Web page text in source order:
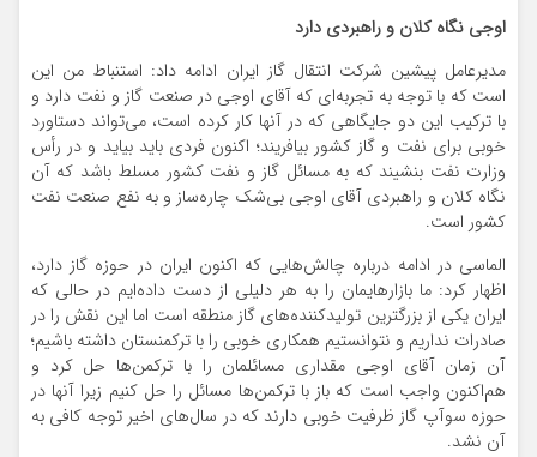
اوجی نگاه کلان و راهبردی دارد
مدیرعامل پیشین شرکت انتقال گاز ایران ادامه داد: استنباط من این
است که با توجه به تجربه‌ای که آقای اوجی در صنعت گاز و نفت دارد و
با ترکیب این دو جایگاهی که در آنها کار کرده است، می‌تواند دستاورد
خوبی برای نفت و گاز کشور بیافریند؛ اکنون فردی باید بیاید و در رأس
وزارت نفت بنشیند که به مسائل گاز و نفت کشور مسلط باشد که آن
نگاه کلان و راهبردی آقای اوجی بی‌شک چاره‌ساز و به نفع صنعت نفت
کشور است.
الماسی در ادامه درباره چالش‌هایی که اکنون ایران در حوزه گاز دارد،
اظهار کرد: ما بازارهایمان را به هر دلیلی از دست داده‌ایم در حالی که
ایران یکی از بزرگترین تولیدکننده‌های گاز منطقه است اما این نقش را در
صادرات نداریم و نتوانستیم همکاری خوبی را با ترکمنستان داشته باشیم؛
آن زمان آقای اوجی مقداری مسائلمان را با ترکمن‌ها حل کرد و
هم‌اکنون واجب است که باز با ترکمن‌ها مسائل را حل کنیم زیرا آنها در
حوزه سوآپ گاز ظرفیت خوبی دارند که در سال‌های اخیر توجه کافی به
آن نشد.